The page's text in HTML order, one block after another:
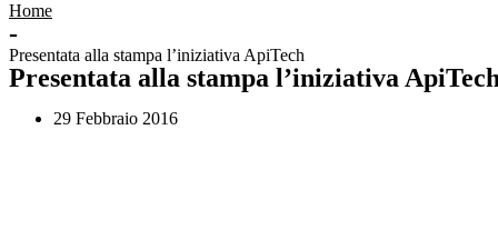
Home
-
Presentata alla stampa l’iniziativa ApiTech
Presentata alla stampa l’iniziativa
29 Febbraio 2016